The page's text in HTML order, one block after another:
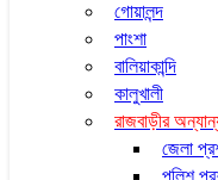
গোয়ালন্দ
পাংশা
বালিয়াকান্দি
কালুখালী
রাজবাড়ীর
জেলা
পুলিশ